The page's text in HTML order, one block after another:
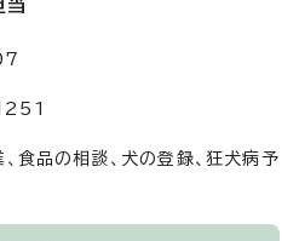
当
食品の相談、犬の登録、狂犬病予